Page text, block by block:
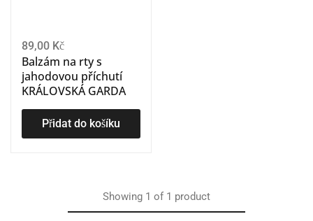
89,00 Kč
Balzám na rty s
jahodovou příchutí
KRÁLOVSKÁ GARDA
Přidat do košíku
Showing 1 of 1 product